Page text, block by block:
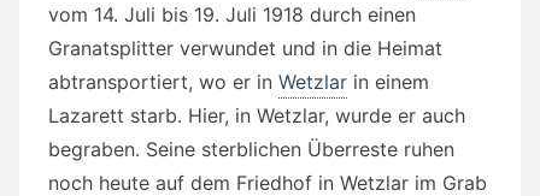
vom 14. Juli bis 19. Juli 1918 durch einen
Granatsplitter verwundet und in die Heimat
abtransportiert, wo er in Wetzlar in einem
Lazarett starb. Hier, in Wetzlar, wurde er auch
begraben. Seine sterblichen Überreste ruhen
noch heute auf dem Friedhof in Wetzlar im Grab